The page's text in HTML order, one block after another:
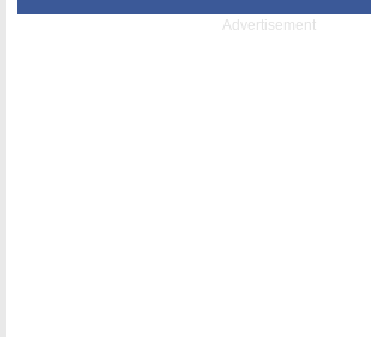
Advertisement